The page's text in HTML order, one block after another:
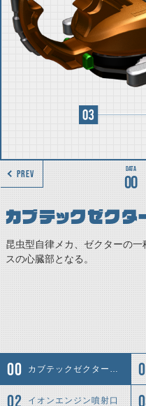
00
PREV
カブテックゼクタ
昆虫型自律メカ、ゼクターの
スの心臓部となる。
カブテックゼクター（ケタロス）
イオンエンジン噴射口